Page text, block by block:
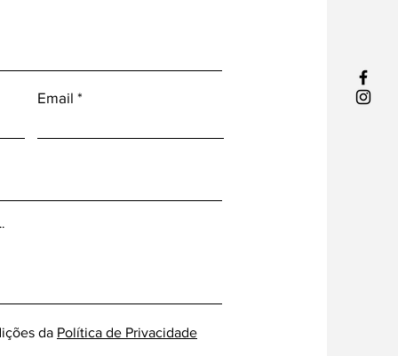
Email
da Política de Privacidade